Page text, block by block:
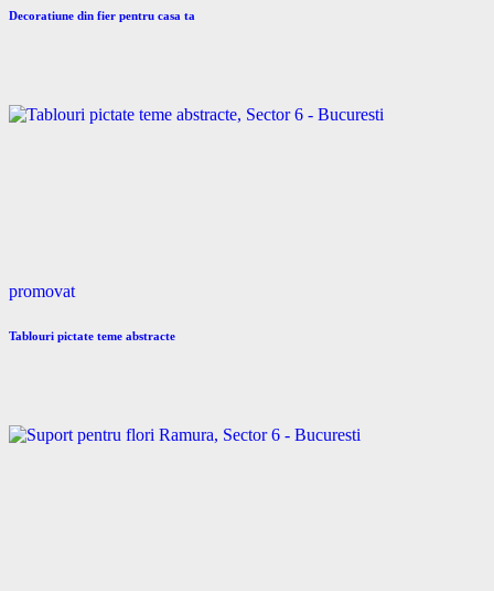
Decoratiune din fier pentru casa ta
promovat
Tablouri pictate teme abstracte